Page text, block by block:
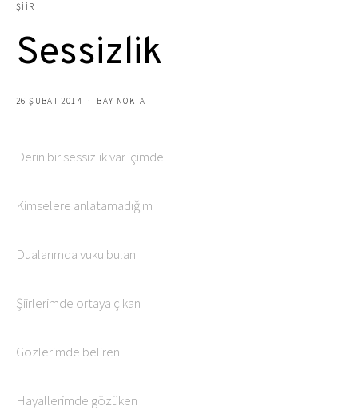
ŞIIR
Sessizlik
26 ŞUBAT 2014 BAY NOKTA
Derin bir sessizlik var içimde
Kimselere anlatamadığım
Dualarımda vuku bulan
Şiirlerimde ortaya çıkan
Gözlerimde beliren
Hayallerimde gözüken